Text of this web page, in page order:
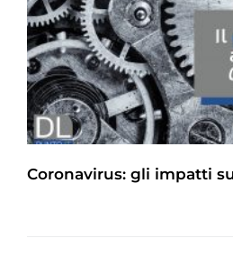
Coronavirus: gli impatti